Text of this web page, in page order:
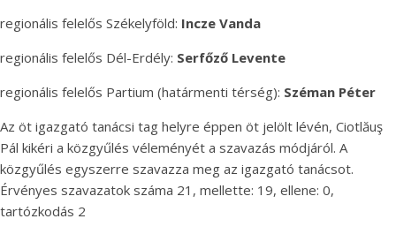
regionális felelős Székelyföld: Incze Vanda
regionális felelős Dél-Erdély: Serfőző Levente
regionális felelős Partium (határmenti térség): Széman Péter
Az öt igazgató tanácsi tag helyre éppen öt jelölt lévén, Ciotlăuş
Pál kikéri a közgyűlés véleményét a szavazás módjáról. A
közgyűlés egyszerre szavazza meg az igazgató tanácsot.
Érvényes szavazatok száma 21, mellette: 19, ellene: 0,
tartózkodás 2